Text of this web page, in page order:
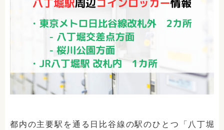
都内の主要駅を通る日比谷線の駅のひとつ「八丁堀